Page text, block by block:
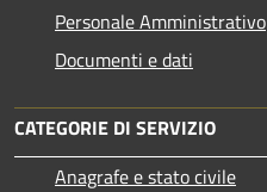
Personale Amministrativo
Documenti e dati
CATEGORIE DI SERVIZIO
Anagrafe e stato civile